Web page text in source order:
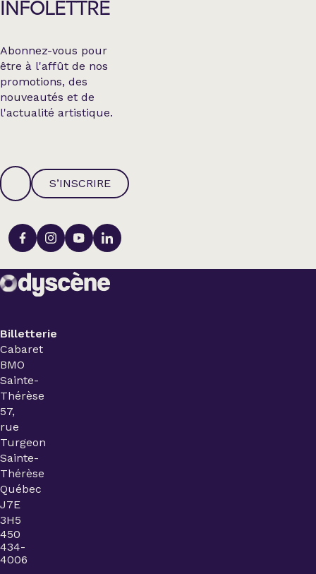
INFOLETTRE
Abonnez-vous pour
être à l'affût de nos
promotions, des
nouveautés et de
l'actualité artistique.
S’INSCRIRE
Billetterie
Cabaret
BMO
Sainte-
Thérèse
57,
rue
Turgeon
Sainte-
Thérèse
Québec
J7E
3H5
450
434-
4006